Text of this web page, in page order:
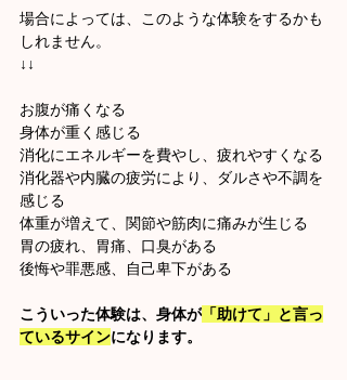
場合によっては、このような体験をするかも
しれません。
↓↓
お腹が痛くなる
身体が重く感じる
消化にエネルギーを費やし、疲れやすくなる
消化器や内臓の疲労により、ダルさや不調を
感じる
体重が増えて、関節や筋肉に痛みが生じる
胃の疲れ、胃痛、口臭がある
後悔や罪悪感、自己卑下がある
こういった体験は、身体が 「助けて」と言っ
ているサインになります。